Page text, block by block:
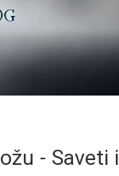
- Saveti i